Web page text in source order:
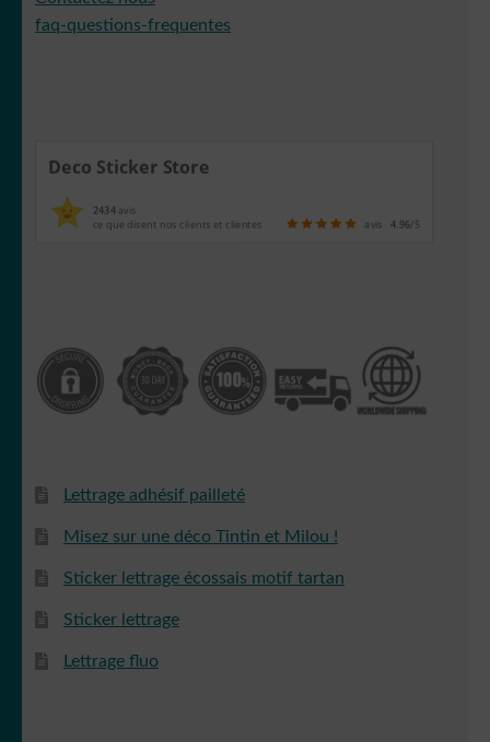
faq-questions-frequentes
Deco Sticker Store
2434avis
ce que disent nos clients et clientes avis 4.96/5
Lettrage adhésif pailleté
Misez sur une déco Tintin et Milou !
Sticker lettrage écossais motif tartan
Sticker lettrage
Lettrage fluo